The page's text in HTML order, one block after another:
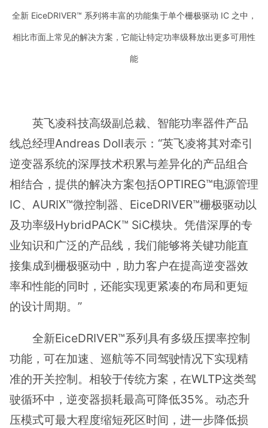
全新 EiceDRIVER™ 系列将丰富的功能集于单个栅极驱动 IC 之中，
相比市面上常见的解决方案，它能让特定功率级释放出更多可用性
能
英飞凌科技高级副总裁、智能功率器件产品
线总经理Andreas Doll表示：“英飞凌将其对牵引
逆变器系统的深厚技术积累与差异化的产品组合
相结合，提供的解决方案包括OPTIREG™电源管理
IC、AURIX™微控制器、EiceDRIVER™栅极驱动以
及功率级HybridPACK™ SiC模块。凭借深厚的专
业知识和广泛的产品线，我们能够将关键功能直
接集成到栅极驱动中，助力客户在提高逆变器效
率和性能的同时，还能实现更紧凑的布局和更短
的设计周期。”
全新EiceDRIVER™系列具有多级压摆率控制
功能‌，可在加速、巡航等不同驾驶情况下实现精
准的开关控制。相较于传统方案，在WLTP这类驾
驶循环中，逆变器损耗最高可降低35%。动态升
压模式可最大程度缩短死区时间，进一步降低损